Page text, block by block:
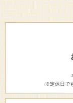
※定休日で